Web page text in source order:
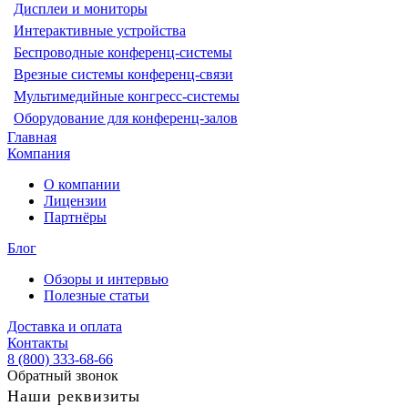
Дисплеи и мониторы
Интерактивные устройства
Беспроводные конференц-системы
Врезные системы конференц-связи
Мультимедийные конгресс-системы
Оборудование для конференц-залов
Главная
Компания
О компании
Лицензии
Партнёры
Блог
Обзоры и интервью
Полезные статьи
Доставка и оплата
Контакты
8 (800) 333-68-66
Обратный звонок
Наши реквизиты